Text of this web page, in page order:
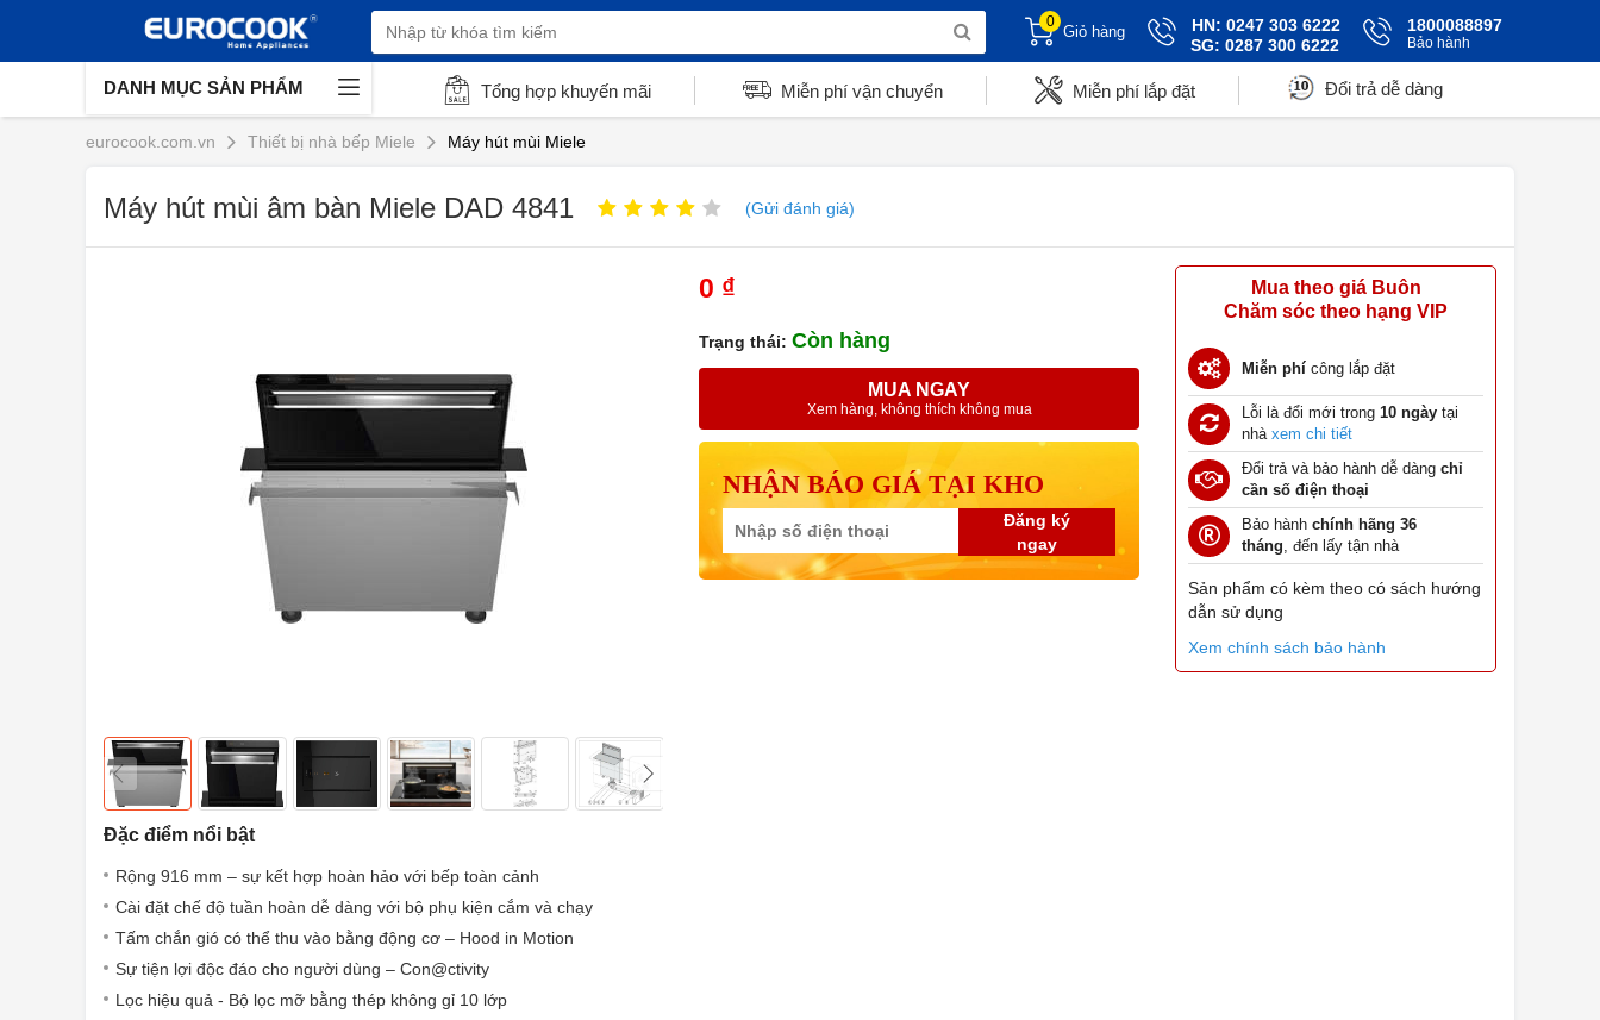
0
Giỏ hàng
HN: 0247 303 6222
SG: 0287 300 6222
1800088897
Bảo hành
DANH MỤC SẢN PHẨM Tổng hợp khuyến mãi Miễn phí vận chuyển Miễn phí lắp đặt Đổi trả dễ dàng
eurocook.com.vn Thiết bị nhà bếp Miele Máy hút mùi Miele
Máy hút mùi âm bàn Miele DAD 4841 (Gửi đánh giá)
Đặc điểm nổi bật
Rộng 916 mm – sự kết hợp hoàn hảo với bếp toàn cảnh
Cài đặt chế độ tuần hoàn dễ dàng với bộ phụ kiện cắm và chạy
Tấm chắn gió có thể thu vào bằng động cơ – Hood in Motion
Sự tiện lợi độc đáo cho người dùng – Con@ctivity
Lọc hiệu quả - Bộ lọc mỡ bằng thép không gỉ 10 lớp
0 ₫
Trạng thái: Còn hàng
MUA NGAY
Xem hàng, không thích không mua
NHẬN BÁO GIÁ TẠI KHO
Đăng ký
ngay
Mua theo giá Buôn
Chăm sóc theo hạng VIP
Miễn phí công lắp đặt
Lỗi là đổi mới trong 10 ngày tại
nhà xem chi tiết
Đổi trả và bảo hành dễ dàng chỉ
cần số điện thoại
Bảo hành chính hãng 36
tháng, đến lấy tận nhà
Sản phẩm có kèm theo có sách hướng
dẫn sử dụng
Xem chính sách bảo hành